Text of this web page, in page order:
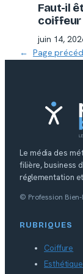
Faut-il
coiffeur
juin 14,
← Page
Le média des
filière, business
réglementation
© Profession
RUBRIQUES
Coiffure